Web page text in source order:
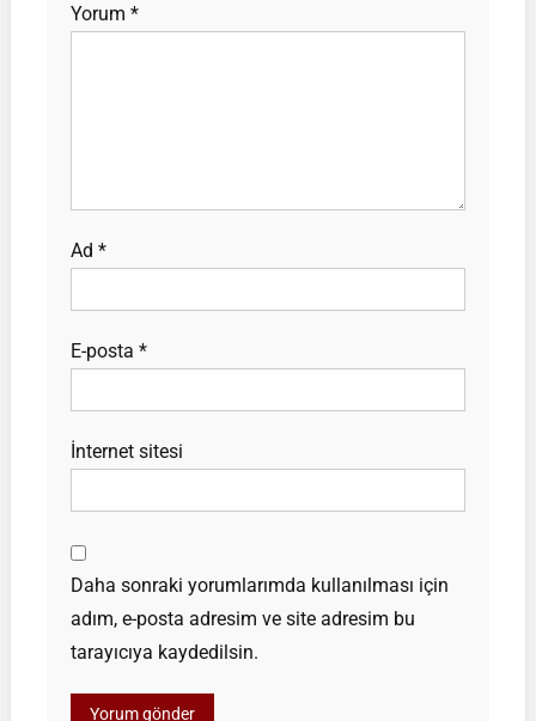
Yorum *
Ad *
E-posta *
İnternet sitesi
Daha sonraki yorumlarımda kullanılması için
adım, e-posta adresim ve site adresim bu
tarayıcıya kaydedilsin.